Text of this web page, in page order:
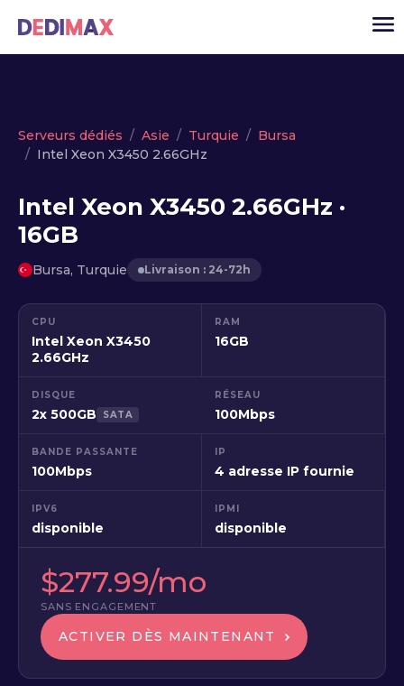
Cloud serveur
Serveurs dédiés
API
Actualité
Serveurs dédiés Asie Turquie
Bursa
Intel Xeon X3450 2.66GHz
Intel Xeon X3450 2.66GHz ·
16GB
Bursa, Turquie Livraison : 24-72h
CPU
Intel Xeon X3450
2.66GHz
RAM
16GB
DISQUE
2x 500GB SATA
RÉSEAU
100Mbps
BANDE PASSANTE
100Mbps
IP
4 adresse IP fournie
IPV6
disponible
IPMI
disponible
$277.99/mo
SANS ENGAGEMENT
ACTIVER DÈS MAINTENANT